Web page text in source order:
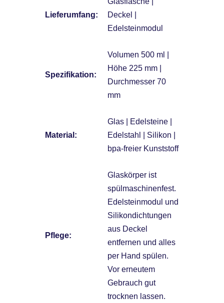
Lieferumfang:
Deckel |
Edelsteinmodul
Spezifikation:
Volumen 500 ml |
Höhe 225 mm |
Durchmesser 70
mm
Material:
Glas | Edelsteine |
Edelstahl | Silikon |
bpa-freier Kunststoff
Pflege:
Glaskörper ist
spülmaschinenfest.
Edelsteinmodul und
Silikondichtungen
aus Deckel
entfernen und alles
per Hand spülen.
Vor erneutem
Gebrauch gut
trocknen lassen.